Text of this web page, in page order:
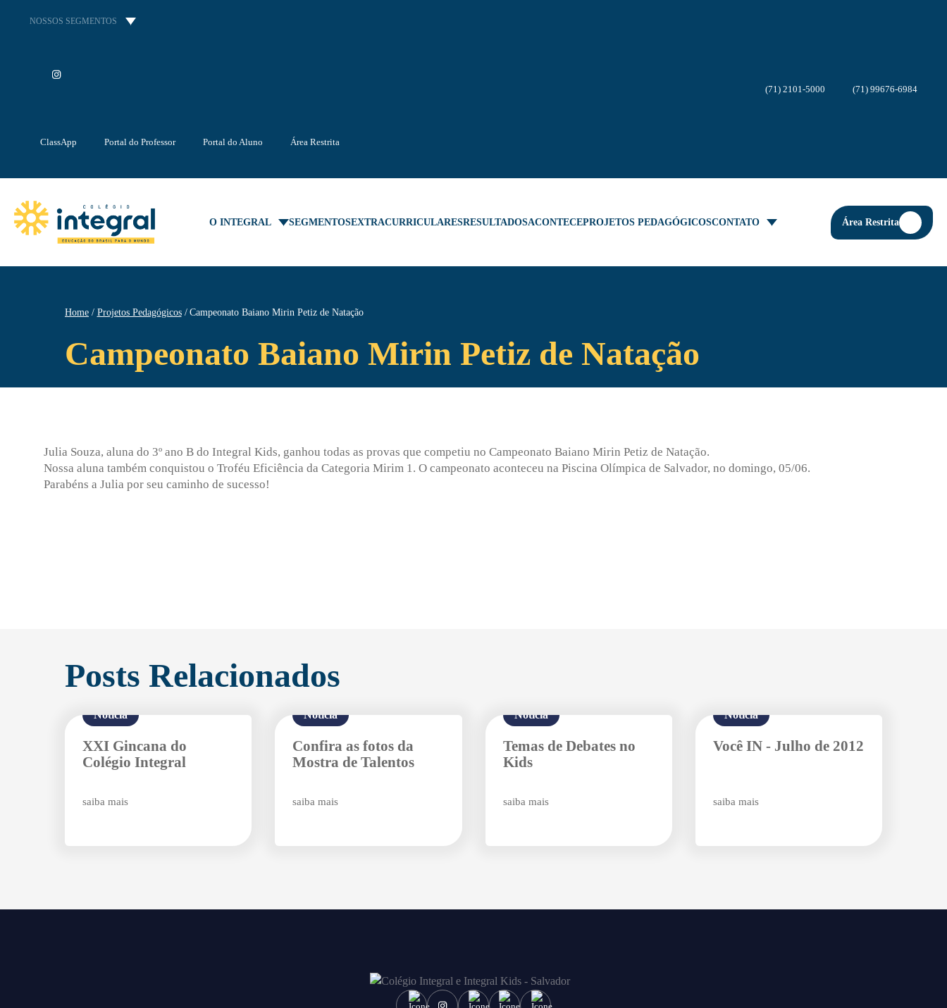
NOSSOS SEGMENTOS
ClassApp Portal do Professor Portal do Aluno Área Restrita
(71) 2101-5000 (71) 99676-6984
O INTEGRAL SEGMENTOSEXTRACURRICULARESRESULTADOSACONTECEPROJETOS PEDAGÓGICOSCONTATO Área Restrita
Home Projetos Pedagógicos Campeonato Baiano Mirin Petiz de Natação
Campeonato Baiano Mirin Petiz de Natação
Julia Souza, aluna do 3º ano B do Integral Kids, ganhou todas as provas que competiu no Campeonato Baiano Mirin Petiz de Natação.
Nossa aluna também conquistou o Troféu Eficiência da Categoria Mirim 1. O campeonato aconteceu na Piscina Olímpica de Salvador, no domingo, 05/06.
Parabéns a Julia por seu caminho de sucesso!
Posts Relacionados
Notícia
XXI Gincana do
Colégio Integral
saiba mais
Notícia
Confira as fotos da
Mostra de Talentos
saiba mais
Notícia
Temas de Debates no
Kids
saiba mais
Notícia
Você IN - Julho de 2012
saiba mais
Agende uma visita
Enviar E-mail